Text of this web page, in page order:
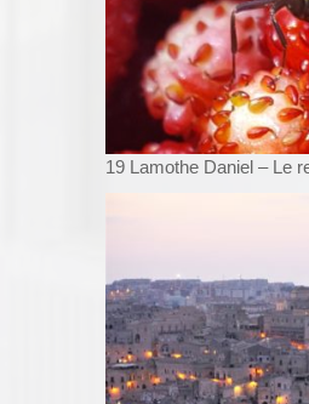
19 Lamothe Daniel – Le